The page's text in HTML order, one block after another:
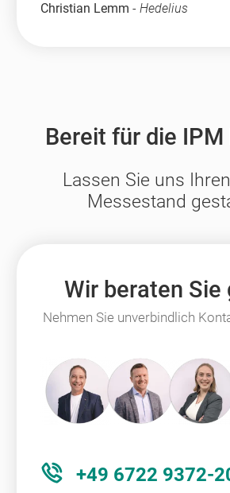
Christian Lemm - Hedelius
Bereit für die IPM
Lassen Sie uns
Messestand
Wir beraten Sie
Nehmen Sie unverbindlich
+49 6722 9372-